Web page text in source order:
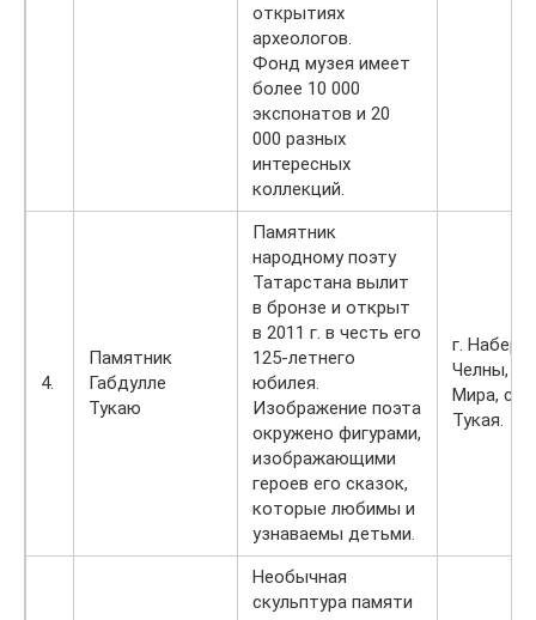
открытиях
археологов.
Фонд музея имеет
более 10 000
экспонатов и 20
000 разных
интересных
коллекций.
4.
Памятник
Габдулле
Тукаю
Памятник
народному поэту
Татарстана вылит
в бронзе и открыт
в 2011 г. в честь его
125-летнего
юбилея.
Изображение поэта
окружено фигурами,
изображающими
героев его сказок,
которые любимы и
узнаваемы детьми.
г.
Челны,
Мира,
Тукая.
Необычная
скульптура памяти